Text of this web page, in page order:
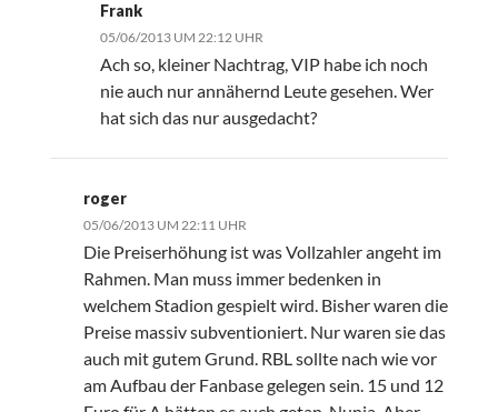
Frank
05/06/2013 UM 22:12 UHR
Ach so, kleiner Nachtrag, VIP habe ich noch
nie auch nur annähernd Leute gesehen. Wer
hat sich das nur ausgedacht?
roger
05/06/2013 UM 22:11 UHR
Die Preiserhöhung ist was Vollzahler angeht im
Rahmen. Man muss immer bedenken in
welchem Stadion gespielt wird. Bisher waren die
Preise massiv subventioniert. Nur waren sie das
auch mit gutem Grund. RBL sollte nach wie vor
am Aufbau der Fanbase gelegen sein. 15 und 12